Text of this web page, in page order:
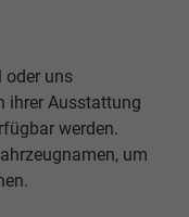
oder uns
ihrer Ausstattung
werden.
um